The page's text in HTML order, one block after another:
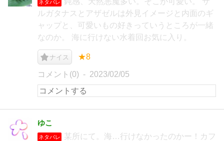
ネタバレ
ルガタナスとアザゼルは外見イメージと内面のギ
ャップと、可愛いもの好きっていうところが一緒
なのか。 海に行けない水着回お気に入り。
ナイス ★8
コメント(0) 2023/02/05
ゆこ
ネタバレ
某所にて。海…行けなかったのかー！カフ